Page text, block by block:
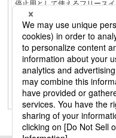
停止用として使えるフリース
チを５回路標準装備出力設定（
常時連携設備への信号出力）
時連携設備
Fb4Fc4Fa5Fc5警備会社エレ
ー中央監視盤誘導灯移信出力
線別に設定可能に火災通報装
路別に移信停止の有効・無効
が可能使いやすいP.13